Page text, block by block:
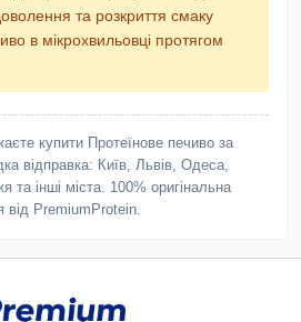
та розкриття смаку
в мікрохвильовці протягом
купити Протеїнове печиво за
відправка: Київ, Львів, Одеса,
та інші міста. 100% оригінальна
від PremiumProtein.